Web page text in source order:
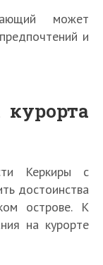
может
и
Керкиры с
достоинства
острове. К
на курорте